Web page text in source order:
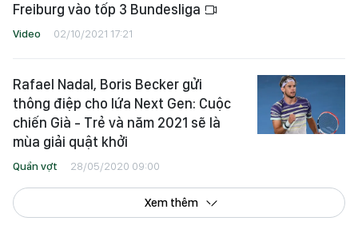
Freiburg vào tốp 3 Bundesliga
Video 02/10/2021 17:21
Rafael Nadal, Boris Becker gửi
thông điệp cho lứa Next Gen: Cuộc
chiến Già - Trẻ và năm 2021 sẽ là
mùa giải quật khởi
Quần vợt 28/05/2020 09:00
Xem thêm